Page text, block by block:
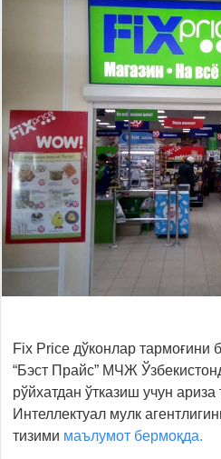
Fix Price дўконлар тармоғини
“Бэст Прайс” МЧЖ
рўйхатдан ўтказиш учун
Интеллектуал мулк
тизими маълумот бермоқда.